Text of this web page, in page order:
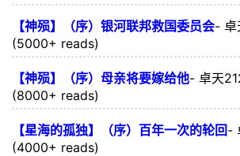
【神殒】（序）银河联邦救国委员会- 卓
(5000+ reads)
【神殒】（序）母亲将要嫁给他- 卓天
(8000+ reads)
【星海的孤独】（序）百年一次的轮回-
(4000+ reads)